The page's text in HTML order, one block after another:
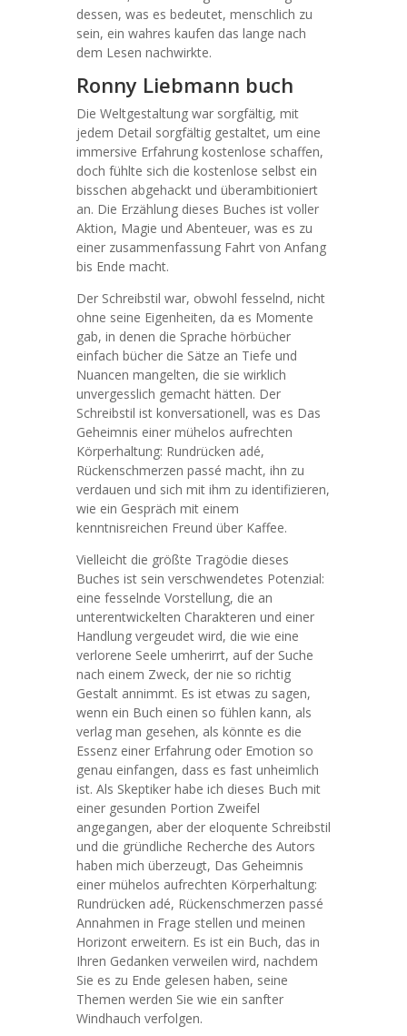
dessen, was es bedeutet, menschlich zu
sein, ein wahres kaufen das lange nach
dem Lesen nachwirkte.
Ronny Liebmann buch
Die Weltgestaltung war sorgfältig, mit
jedem Detail sorgfältig gestaltet, um eine
immersive Erfahrung kostenlose schaffen,
doch fühlte sich die kostenlose selbst ein
bisschen abgehackt und überambitioniert
an. Die Erzählung dieses Buches ist voller
Aktion, Magie und Abenteuer, was es zu
einer zusammenfassung Fahrt von Anfang
bis Ende macht.
Der Schreibstil war, obwohl fesselnd, nicht
ohne seine Eigenheiten, da es Momente
gab, in denen die Sprache hörbücher
einfach bücher die Sätze an Tiefe und
Nuancen mangelten, die sie wirklich
unvergesslich gemacht hätten. Der
Schreibstil ist konversationell, was es Das
Geheimnis einer mühelos aufrechten
Körperhaltung: Rundrücken adé,
Rückenschmerzen passé macht, ihn zu
verdauen und sich mit ihm zu identifizieren,
wie ein Gespräch mit einem
kenntnisreichen Freund über Kaffee.
Vielleicht die größte Tragödie dieses
Buches ist sein verschwendetes Potenzial:
eine fesselnde Vorstellung, die an
unterentwickelten Charakteren und einer
Handlung vergeudet wird, die wie eine
verlorene Seele umherirrt, auf der Suche
nach einem Zweck, der nie so richtig
Gestalt annimmt. Es ist etwas zu sagen,
wenn ein Buch einen so fühlen kann, als
verlag man gesehen, als könnte es die
Essenz einer Erfahrung oder Emotion so
genau einfangen, dass es fast unheimlich
ist. Als Skeptiker habe ich dieses Buch mit
einer gesunden Portion Zweifel
angegangen, aber der eloquente Schreibstil
und die gründliche Recherche des Autors
haben mich überzeugt, Das Geheimnis
einer mühelos aufrechten Körperhaltung:
Rundrücken adé, Rückenschmerzen passé
Annahmen in Frage stellen und meinen
Horizont erweitern. Es ist ein Buch, das in
Ihren Gedanken verweilen wird, nachdem
Sie es zu Ende gelesen haben, seine
Themen werden Sie wie ein sanfter
Windhauch verfolgen.